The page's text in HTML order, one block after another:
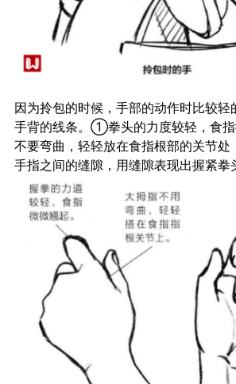
因为拎包的时候，手部的动作时比较轻
手背的线条。①拳头的力度较轻，食
不要弯曲，轻轻放在食指根部的关节处
手指之间的缝隙，用缝隙表现出握紧拳